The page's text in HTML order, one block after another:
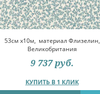
53см x10м, материал Флизелин,
Великобритания
КУПИТЬ В 1 КЛИК
9 737 руб.